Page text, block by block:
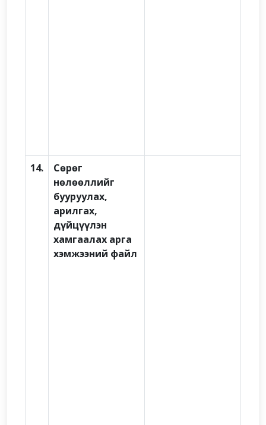
14.
Сөрөг
нөлөөллийг
бууруулах,
арилгах,
дүйцүүлэн
хамгаалах арга
хэмжээний файл